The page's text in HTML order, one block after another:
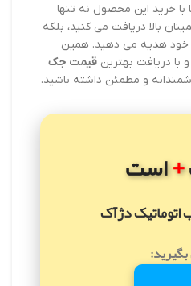
با خرید این محصول نه تنها
بالا دریافت می کنید، بلکه
خود هدیه می دهید. همین
با دریافت بهترین قیمت جک
و مطمئن داشته باشید.
+است
اتوماتیک دژآک